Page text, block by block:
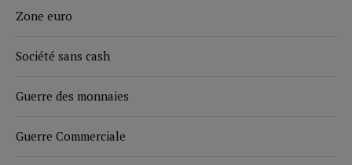
Zone euro
Société sans cash
Guerre des monnaies
Guerre Commerciale